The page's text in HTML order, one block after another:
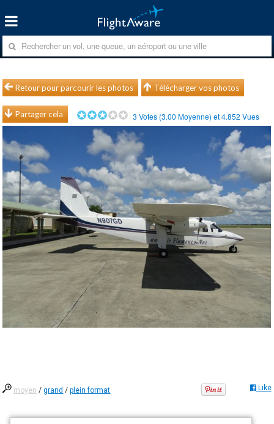
Retour pour parcourir les photos Télécharger vos photos
Partager cela 3 Votes (3.00 Moyenne) et4.852 Vues
moyen /grand /plein format Like